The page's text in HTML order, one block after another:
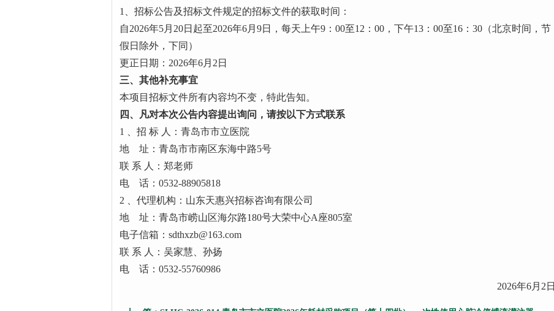
1、招标公告及招标文件规定的招标文件的获取时间：
自2026年5月20日起至2026年6月9日，每天上午9：00至12：00，下午13：00至16：30（北京时间，节
假日除外，下同）
更正日期：2026年6月2日
三、其他补充事宜
本项目招标文件所有内容均不变，特此告知。
四、
凡对本次公告内容提出询问，请按以下方式联系
1 、招 标 人：青岛市市立医院
地 址：青岛市市南区东海中路5号
联 系 人：郑老师
电 话：0532-88905818
2 、代理机构：山东天惠兴招标咨询有限公司
地 址：青岛市崂山区海尔路180号大荣中心A座805室
电子信箱：sdthxzb@163.com
联 系 人：吴家慧、孙扬
电 话：0532-55760986
2026年6月2日